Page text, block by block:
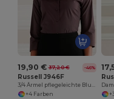
19,90 € 37,20 € -46%
Russell J946F
3/4 Ärmel pflegeleichte Bluse
+4 Farben